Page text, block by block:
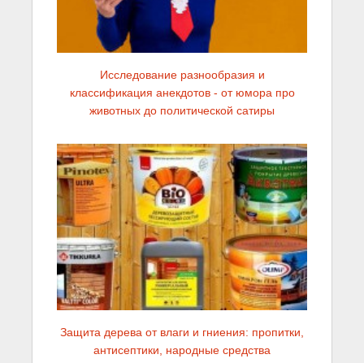
Исследование разнообразия и
классификация анекдотов - от юмора про
животных до политической сатиры
Защита дерева от влаги и гниения: пропитки,
антисептики, народные средства